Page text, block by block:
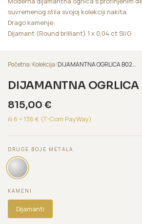
suvremenog stila svojoj kolekciji nakita.
Drago kamenje:
Dijamant (Round brilliant) 1 x 0,04 ct SI/G
Početna/Kolekcija/ DIJAMANTNA OGRLICA B022A
DIJAMANTNA OGRLICA
815,00 €
ili 6 × 136 € (T-Com PayWay)
DRUGE BOJE METALA
KAMENI
Dijamanti